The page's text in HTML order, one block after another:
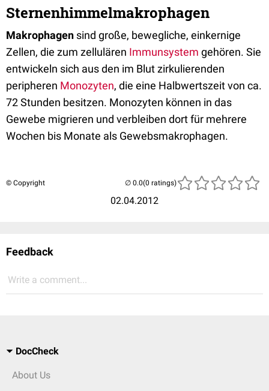
Sternenhimmelmakrophagen
Makrophagen sind große, bewegliche, einkernige
Zellen, die zum zellulären Immunsystem gehören. Sie
entwickeln sich aus den im Blut zirkulierenden
peripheren Monozyten, die eine Halbwertszeit von ca.
72 Stunden besitzen. Monozyten können in das
Gewebe migrieren und verbleiben dort für mehrere
Wochen bis Monate als Gewebsmakrophagen.
© Copyright
02.04.2012
(0 ratings)
Feedback
Write a comment...
DocCheck
About Us